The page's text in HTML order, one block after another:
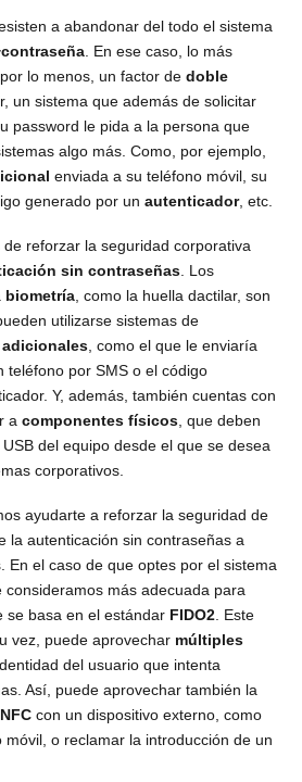
a abandonar del todo el sistema
. En ese caso, lo más
lo menos, un factor dedoble
un sistema que además de solicitar
password le pida a la persona que
algo más. Como, por ejemplo,
enviada a su teléfono móvil, su
generado por unautenticador, etc.
reforzar la seguridad corporativa
sin contraseñas . Los
biometría , como la huella dactilar, son
utilizarse sistemas de
, como el que le enviaría
teléfono por SMS o el código
Y, además, también cuentas con
acomponentes físicos , que deben
del equipo desde el que se desea
corporativos.
ayudarte a reforzar la seguridad de
la autenticación sin contraseñas a
En el caso de que optes por el sistema
más adecuada para
se basa en el estándar FIDO2 . Este
vez, puede aprovechar múltiples
del usuario que intenta
Así, puede aprovechar también la
NFC con un dispositivo externo, como
o reclamar la introducción de un